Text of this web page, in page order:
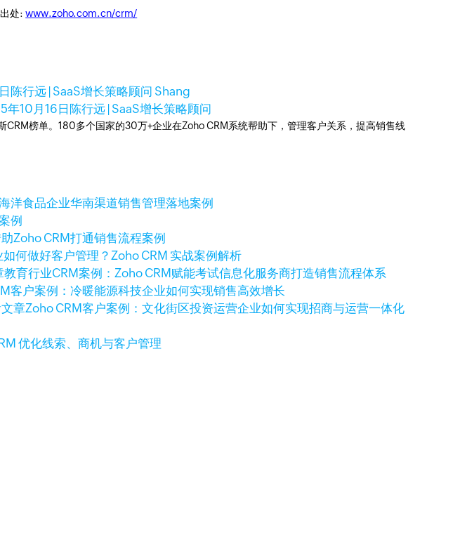
出处:www.zoho.com.cn/crm/
陈行远 | SaaS增长策略顾问 Shang
年10月16日 陈行远 | SaaS增长策略顾问
榜单。180多个国家的30万+企业在Zoho CRM系统帮助下，管理客户关系，提高销售线
洋食品企业华南渠道销售管理落地案例
例
Zoho CRM打通销售流程案例
何做好客户管理？Zoho CRM 实战案例解析
教育行业CRM案例：Zoho CRM赋能考试信息化服务商打造销售流程体系
客户案例：冷暖能源科技企业如何实现销售高效增长
章Zoho CRM客户案例：文化街区投资运营企业如何实现招商与运营一体化
优化线索、商机与客户管理